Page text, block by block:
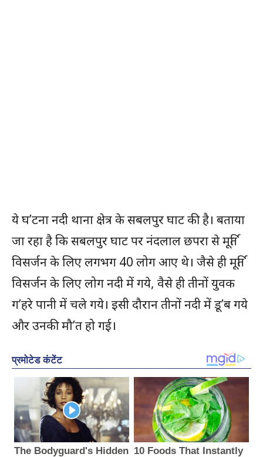
ये घ’टना नदी थाना क्षेत्र के सबलपुर घाट की है। बताया
जा रहा है कि सबलपुर घाट पर नंदलाल छपरा से मूर्ति
विसर्जन के लिए लगभग 40 लोग आए थे। जैसे ही मूर्ति
विसर्जन के लिए लोग नदी में गये, वैसे ही तीनों युवक
ग’हरे पानी में चले गये। इसी दौरान तीनों नदी में डू’ब गये
और उनकी मौ’त हो गई।